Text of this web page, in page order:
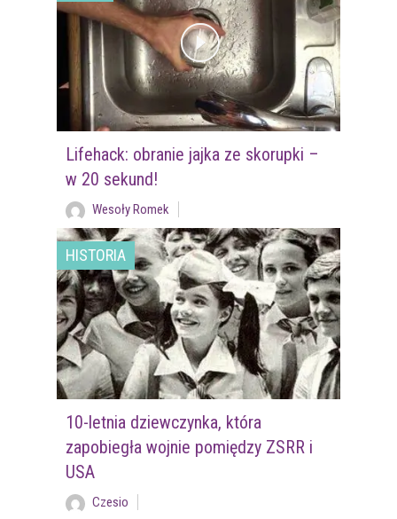
Lifehack: obranie jajka ze skorupki –
w 20 sekund!
Wesoły Romek
HISTORIA
10-letnia dziewczynka, która
zapobiegła wojnie pomiędzy ZSRR i
USA
Czesio